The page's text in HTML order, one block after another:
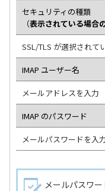
セキュリティの種類
（表示されている場合
SSL/TLS が選択されて
IMAP ユーザー名
メールアドレスを入力
IMAP のパスワード
メールパスワードを入
メールパスワ